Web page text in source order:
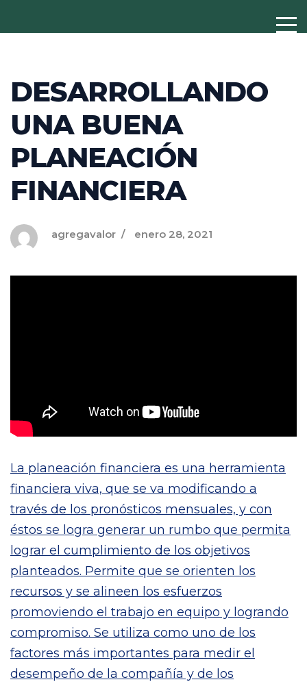
DESARROLLANDO
UNA BUENA
PLANEACIÓN
FINANCIERA
agregavalor enero 28, 2021
La planeación financiera es una herramienta
financiera viva, que se va modificando a
través de los pronósticos mensuales, y con
éstos se logra generar un rumbo que permita
lograr el cumplimiento de los objetivos
planteados. Permite que se orienten los
recursos y se alineen los esfuerzos
promoviendo el trabajo en equipo y logrando
compromiso. Se utiliza como uno de los
factores más importantes para medir el
desempeño de la compañía y de los